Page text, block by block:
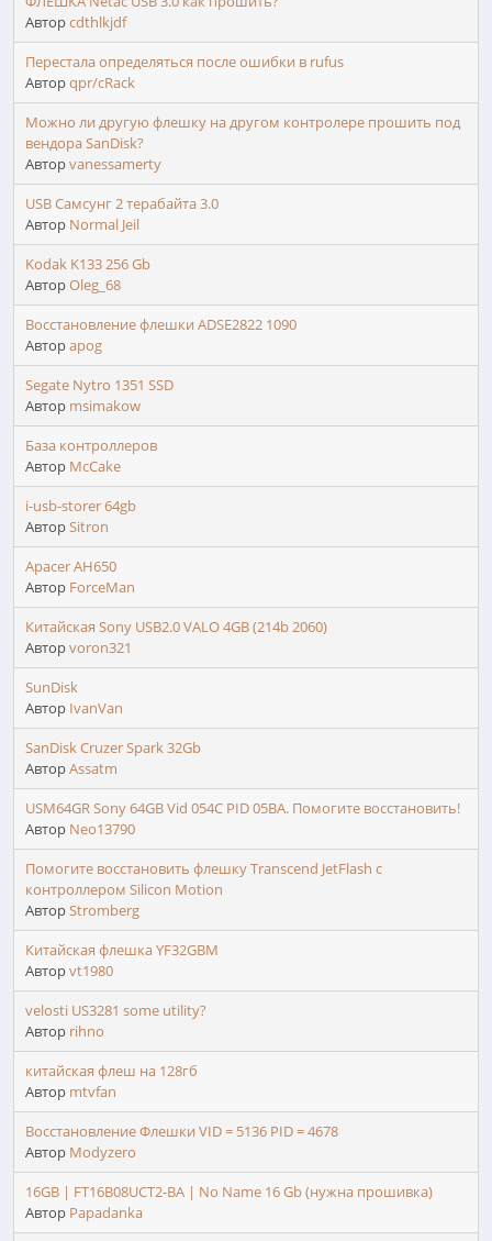
Авторcdthlkjdf
Перестала определяться после ошибки в rufus
Авторqpr/cRack
Можно ли другую флешку на другом контролере прошить под
вендора SanDisk?
Авторvanessamerty
USB Самсунг 2 терабайта 3.0
Автор Normal Jeil
Kodak K133 256 Gb
АвторOleg_68
Восстановление флешки ADSE2822 1090
Авторapog
Segate Nytro 1351 SSD
Автор msimakow
База контроллеров
Автор McCake
i-usb-storer 64gb
АвторSitron
Apacer AH650
Автор ForceMan
Китайская Sony USB2.0 VALO 4GB (214b 2060)
Авторvoron321
SunDisk
Автор IvanVan
SanDisk Cruzer Spark 32Gb
АвторAssatm
USM64GR Sony 64GB Vid 054C PID 05BA. Помогите восстановить!
Автор Neo13790
Помогите восстановить флешку Transcend JetFlash с
контроллером Silicon Motion
АвторStromberg
Китайская флешка YF32GBM
Авторvt1980
velosti US3281 some utility?
Автор rihno
китайская флеш на 128гб
Автор mtvfan
Восстановление Флешки VID = 5136 PID = 4678
Автор Modyzero
16GB | FT16B08UCT2-BA | No Name 16 Gb (нужна прошивка)
Автор Papadanka